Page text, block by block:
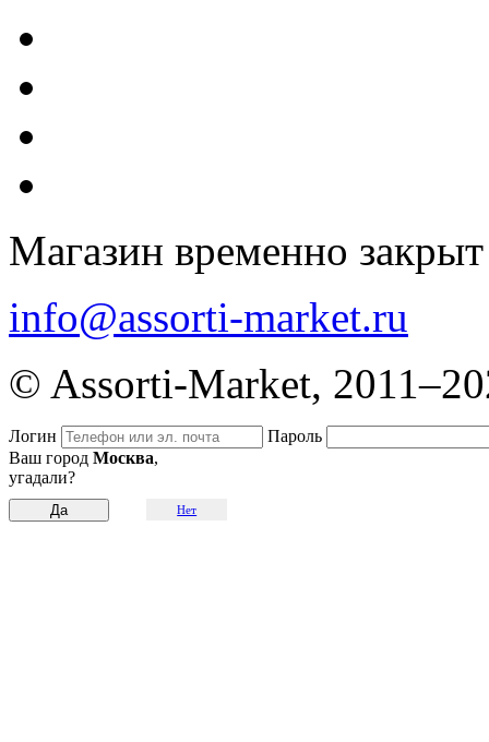
Магазин временно закрыт
info@assorti-market.ru
© Assorti-Market,
Логин
Пароль
Ваш город Москва,
угадали?
Нет